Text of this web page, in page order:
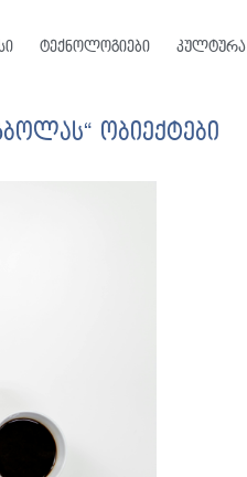
ტექნოლოგიები კულტურა
ობიექტები